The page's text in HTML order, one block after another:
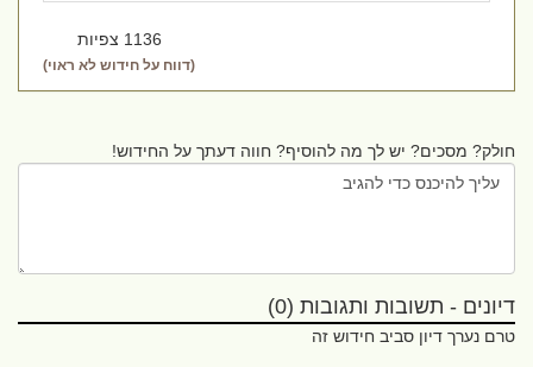
1136 צפיות
(דווח על חידוש לא ראוי)
חולק? מסכים? יש לך מה להוסיף? חווה דעתך על החידוש!
דיונים - תשובות ותגובות (0)
טרם נערך דיון סביב חידוש זה